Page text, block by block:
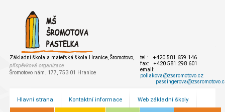
Základní škola a mateřská škola Hranice, Šromotovo,
příspěvková organizace
Šromotovo nám. 177, 753 01 Hranice
tel.: +420 581 659 146
fax: +420 581 298 601
email:
pollakova@zssromotovo.cz
Hlavní strana Kontaktní informace Web základní školy